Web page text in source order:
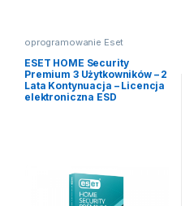
oprogramowanie Eset
ESET HOME Security
Premium 3 Użytkowników – 2
Lata Kontynuacja – Licencja
elektroniczna ESD